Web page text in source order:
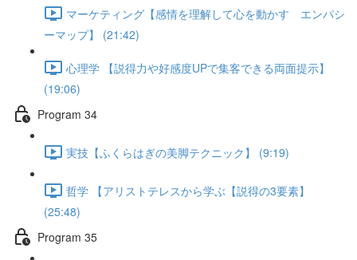
マーケティング【感情を理解して心を動かす エンパシ
ーマップ】 (21:42)
心理学 【説得力や好感度UPで集客できる両面提示】
(19:06)
Program 34
実技【ふくらはぎの美脚テクニック】 (9:19)
哲学 【アリストテレスから学ぶ【説得の3要素】
(25:48)
Program 35